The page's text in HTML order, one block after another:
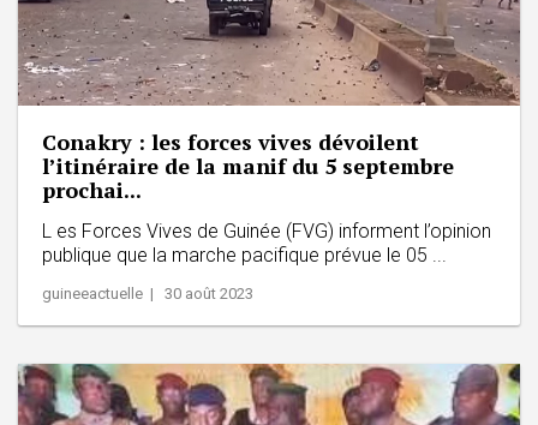
Conakry : les forces vives dévoilent
l’itinéraire de la manif du 5 septembre
prochai...
L es Forces Vives de Guinée (FVG) informent l’opinion
publique que la marche pacifique prévue le 05 ...
guineeactuelle | 30 août 2023